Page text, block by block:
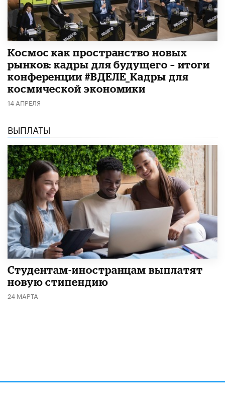
Космос как пространство новых
рынков: кадры для будущего – итоги
конференции #ВДЕЛЕ_Кадры для
космической экономики
14 АПРЕЛЯ
ВЫПЛАТЫ
Студентам-иностранцам выплатят
новую стипендию
24 МАРТА